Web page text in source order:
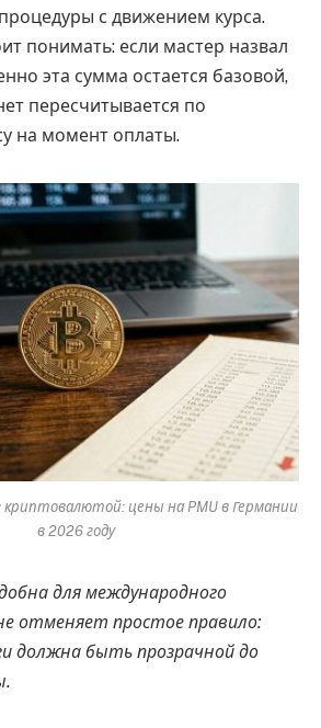
с движением курса.
понимать: если мастер назвал
эта сумма остается базовой,
пересчитывается по
на момент оплаты.
цены на PMU в Германии
в 2026 году
для международного
отменяет простое правило:
должна быть прозрачной до